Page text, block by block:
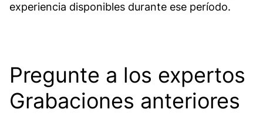
experiencia disponibles durante ese período.
Pregunte a los expertos
Grabaciones anteriores
Pregunte a los expertos:
defensa de derechos
Aprenda cómo defender el cuidado de
Ver la lista de reproducción